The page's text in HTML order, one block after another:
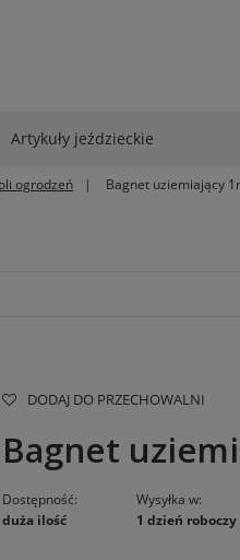
Artykuły jeździeckie
ogrodzeń Bagnet uziemiający
DODAJ DO PRZECHOWALNI
Bagnet
Dostępność:
duża ilość
Wysyłka w:
1 dzień roboczy